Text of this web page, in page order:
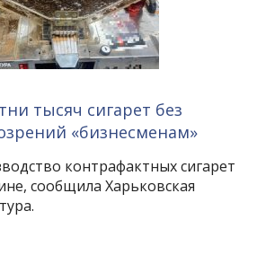
тысяч сигарет без
«бизнесменам»
контрафактных сигарет
сообщила Харьковская